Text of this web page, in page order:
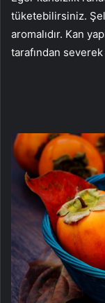
tüketebilirsiniz.
aromalıdır. Kan
tarafından